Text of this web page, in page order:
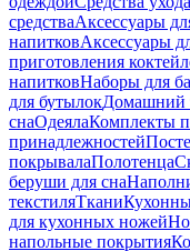
средстваАксессуары
напитковАксессуары
приготовления
напитковНаборы для
для бутылокДомашний
снаОдеялаКомплекты
принадлежностей
покрывалаПолотенца
беруши для сна
текстиляТкани
для кухонных ножей
напольные покрытия